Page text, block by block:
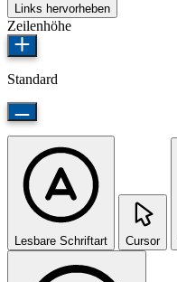
Links hervorheben
Zeilenhöhe
Standard
Lesbare Schriftart Cursor